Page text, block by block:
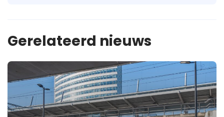
Gerelateerd nieuws